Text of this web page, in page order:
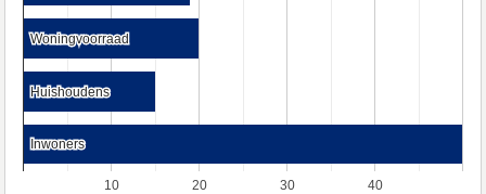
10 20 30 40
Woningvoorraad
Woningvoorraad
Huishoudens
Huishoudens
Inwoners
Inwoners